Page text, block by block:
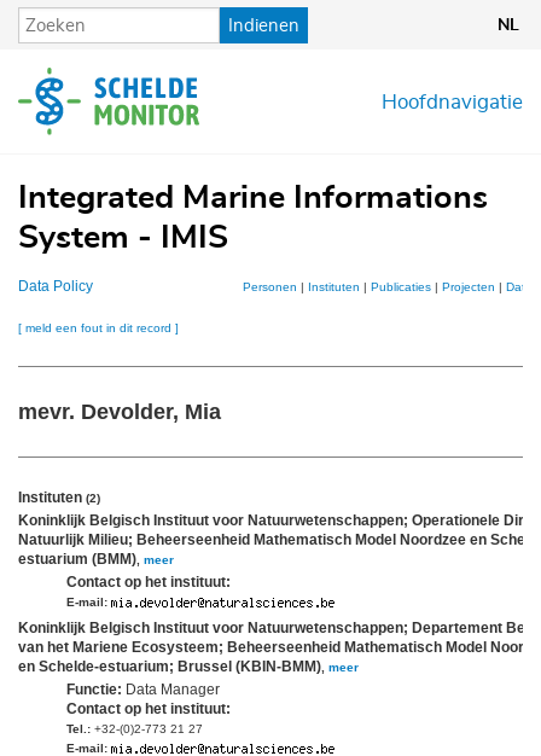
Overslaan
en
de
inhoud
Indienen NL
Hoofdnavigatie
Integrated Marine Informations
System - IMIS
Data Policy Personen | Instituten | Publicaties| Projecten |
[ meld een fout in dit record ]
mevr. Devolder, Mia
Instituten (2)
Koninklijk Belgisch Instituut voor Natuurwetenschappen; Operationele
Natuurlijk Milieu; Beheerseenheid Mathematisch Model Noordzee en
estuarium (BMM) meer
Contact op het instituut:
E-mail:
Koninklijk Belgisch Instituut voor Natuurwetenschappen; Departement
van het Mariene Ecosysteem; Beheerseenheid Mathematisch Model
en Schelde-estuarium; Brussel (KBIN-BMM) meer
Functie: Data Manager
Contact op het instituut:
Tel.: +32-(0)2-773 21 27
E-mail: